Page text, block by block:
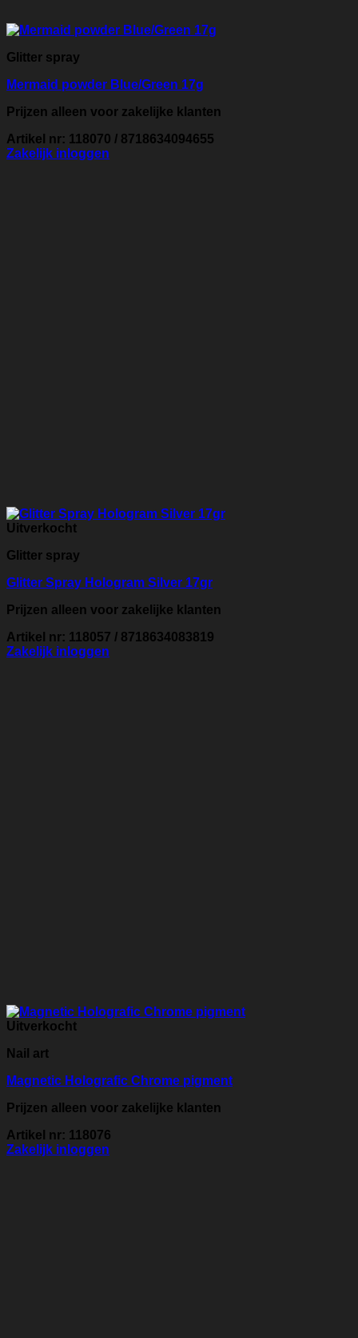
Glitter spray
Mermaid powder Blue/Green 17g
Prijzen alleen voor zakelijke klanten
Artikel nr: 118070 / 8718634094655
Zakelijk inloggen
Uitverkocht
Glitter spray
Glitter Spray Hologram Silver 17gr
Prijzen alleen voor zakelijke klanten
Artikel nr: 118057 / 8718634083819
Zakelijk inloggen
Uitverkocht
Nail art
Magnetic Holografic Chrome pigment
Prijzen alleen voor zakelijke klanten
Artikel nr: 118076
Zakelijk inloggen